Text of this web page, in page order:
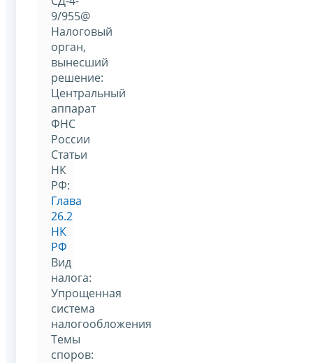
9/955@
Налоговый
орган,
вынесший
решение:
Центральный
аппарат
ФНС
России
Статьи
НК
РФ:
Глава
26.2
НК
РФ
Вид
налога:
Упрощенная
система
налогообложения
Темы
споров: